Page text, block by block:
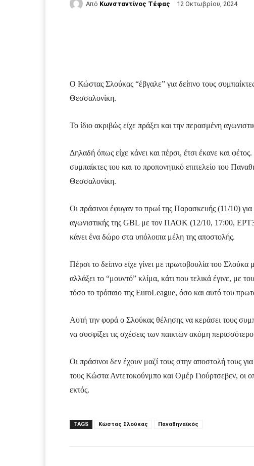
Από Κωνσταντίνος Τέφας 12 Οκτωβρίου, 2024
Ο Κώστας Σλούκας “έβγαλε” για δείπνο τους
Θεσσαλονίκη.
Το ίδιο ακριβώς είχε πράξει και την περασμένη
Δηλαδή όπως είχε κάνει και πέρσι, έτσι έκανε και
συμπαίκτες του και το προπονητικό επιτελείο του
Θεσσαλονίκη.
Οι πράσινοι έφυγαν το πρωί της Παρασκευής (11/10)
αγωνιστικής της GBL με τον ΠΑΟΚ (12/10, 17:00, ΕΡΤ3)
κάνει ένα δώρο στα υπόλοιπα μέλη της αποστολής.
Πέρσι το δείπνο είχε γίνει με πρωτοβουλία του
αλλάξει το “μουντό” κλίμα, κάτι που τελικά έγινε, με
τόσο το τρόπαιο της EuroLeague, όσο και αυτό του
Αυτή την φορά ο Σλούκας θέλησης να κεράσει τους
να συσφίξει τις σχέσεις των παικτών ακόμη
Οι πράσινοι δεν έχουν μαζί τους στην αποστολή τους
τους Κώστα Αντετοκούνμπο και Ομέρ Γιούρτσεβεν, οι
εκτός.
TAGS Κώστας Σλούκας Παναθηναϊκός